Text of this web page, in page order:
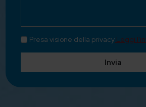
Presa visione della privacy Leggi
Invia